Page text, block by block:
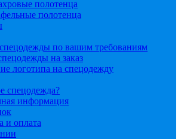
полотенца
полотенца
по вашим требованиям
на заказ
логотипа на спецодежду
спецодежда?
информация
и оплата